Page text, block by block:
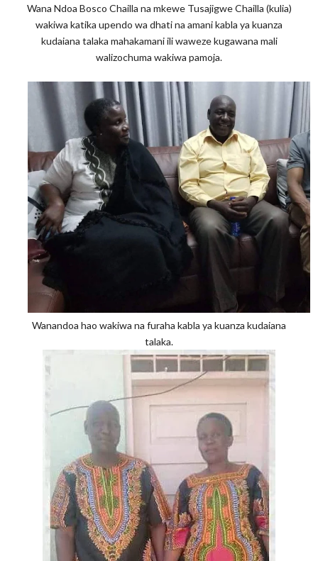
Wana Ndoa Bosco Chailla na mkewe Tusajigwe Chailla (kulia)
wakiwa katika upendo wa dhati na amani kabla ya kuanza
kudaiana talaka mahakamani ili waweze kugawana mali
walizochuma wakiwa pamoja.
Wanandoa hao wakiwa na furaha kabla ya kuanza kudaiana
talaka.